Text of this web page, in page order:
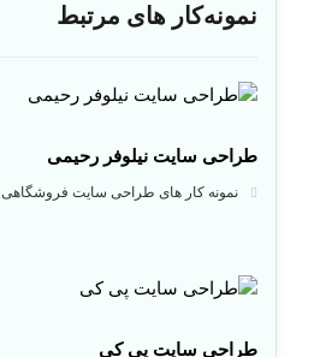
نمونه‌کار های مرتبط
طراحی سایت نیلوفر رحیمی
نمونه کار های طراحی سایت فروشگاهی
طراحی سایت پی کی